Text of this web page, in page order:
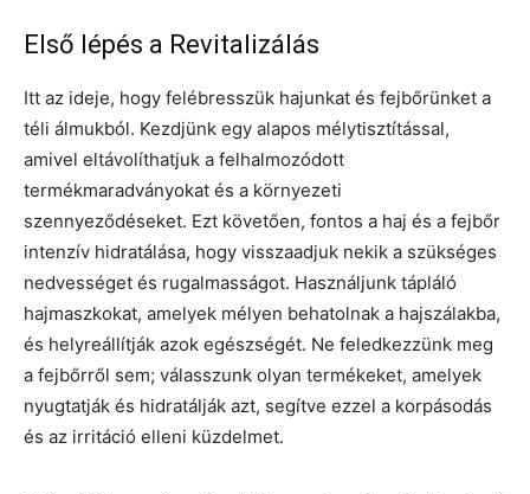
Első lépés a Revitalizálás
Itt az ideje, hogy felébresszük hajunkat és fejbőrünket a
téli álmukból. Kezdjünk egy alapos mélytisztítással,
amivel eltávolíthatjuk a felhalmozódott
termékmaradványokat és a környezeti
szennyeződéseket. Ezt követően, fontos a haj és a fejbőr
intenzív hidratálása, hogy visszaadjuk nekik a szükséges
nedvességet és rugalmasságot. Használjunk tápláló
hajmaszkokat, amelyek mélyen behatolnak a hajszálakba,
és helyreállítják azok egészségét. Ne feledkezzünk meg
a fejbőrről sem; válasszunk olyan termékeket, amelyek
nyugtatják és hidratálják azt, segítve ezzel a korpásodás
és az irritáció elleni küzdelmet.